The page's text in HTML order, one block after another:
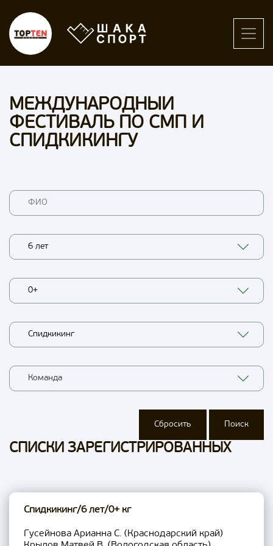
МЕЖДУНАРОДНЫЙ
ФЕСТИВАЛЬ ПО СМП И
СПИДКИКИНГУ
6 лет
0+
Спидкикинг
Команда
Сбросить Поиск
СПИСКИ ЗАРЕГИСТРИРОВАННЫХ
Спидкикинг/6 лет/0+ кг
Гусейнова Арианна С. (Краснодарский край)